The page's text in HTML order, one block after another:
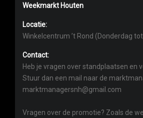
Weekmarkt Houten
Locatie:
Winkelcentrum ’t Rond (Donderdag
Contact:
Heb je vragen over standplaatsen en
Stuur dan een mail naar de
marktmanagersnh@gmail.com
Vragen over de promotie? Zoals de